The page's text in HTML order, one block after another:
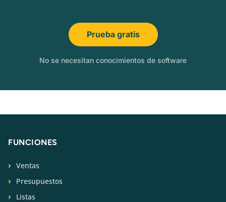
Prueba gratis
No se necesitan conocimientos de software
FUNCIONES
Ventas
Presupuestos
Listas